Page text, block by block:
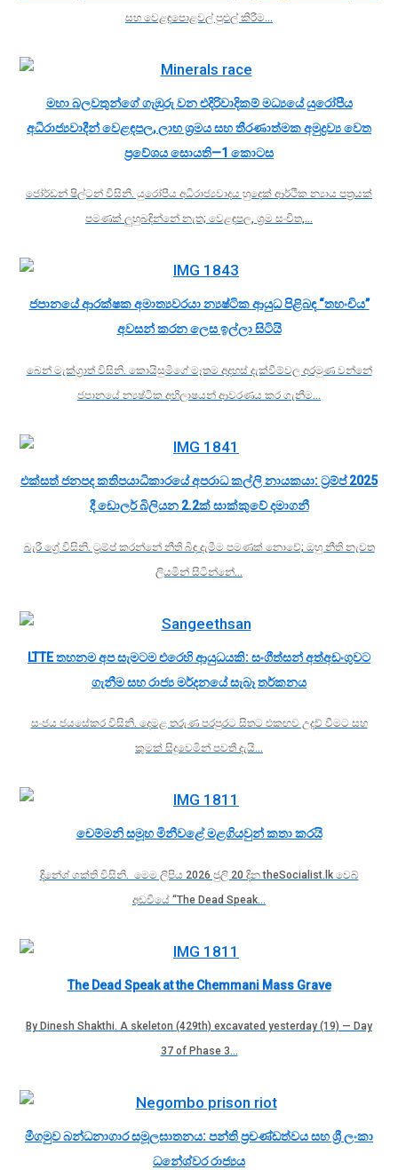
සහ වෙළඳපොළවල් පුළුල් කිරීම…
මහා බලවතුන්ගේ ගැඹුරු වන එදිරිවාදිකම් මධ්‍යයේ යුරෝපීය
අධිරාජ්‍යවාදීන් වෙළඳපල, ලාභ ශ්‍රමය සහ තීරණාත්මක අමුද්‍රව්‍ය වෙත
ප්‍රවේශය සොයති—1 කොටස
ජෝර්ඩන් ෂිල්ටන් විසිනි. යුරෝපීය අධිරාජ්‍යවාදය හුදෙක් ආර්ථික න්‍යාය පත්‍රයක්
පමණක් ලුහුබඳින්නේ නැත; වෙළඳපල, ශ්‍රම සංචිත,…
ජපානයේ ආරක්ෂක අමාත්‍යවරයා න්‍යෂ්ටික ආයුධ පිළිබඳ “තහංචිය”
අවසන් කරන ලෙස ඉල්ලා සිටියි
බෙන් මැක්ග්‍රාත් විසිනි. කොයිසුමිගේ මෑතම අදහස් දැක්වීම්වල අරමුණ වන්නේ
ජපානයේ න්‍යෂ්ටික අභිලාෂයන් ආවරණය කර ගැනීම…
එක්සත් ජනපද කතිපයාධිකාරයේ අපරාධ කල්ලි නායකයා: ට්‍රම්ප් 2025
දී ඩොලර් බිලියන 2.2ක් සාක්කුවේ දමාගනී
බැරී ග්‍රේ විසිනි. ට්‍රම්ප් කරන්නේ නීති බිඳ දැමීම පමණක් නොවේ; ඔහු නීති නැවත
ලියමින් සිටින්නේ…
LTTE තහනම අප සැමටම එරෙහි ආයුධයකි: සංගීත්සන් අත්අඩංගුවට
ගැනීම සහ රාජ්‍ය මර්දනයේ සැබෑ තර්කනය
සංජය ජයසේකර විසිනි. දෙමළ තරුණ පරපුරට සිතට එකඟව උදව් වීමට සහ
කුමක් සිදුවෙමින් පවතී දැයි…
චෙම්මනි සමූහ මිනීවළේ මළගියවුන් කතා කරයි
දිනේශ් ශක්ති විසිනි. මෙම ලිපිය 2026 ජුලි 20 දින theSocialist.lk වෙබ්
අඩවියේ “The Dead Speak…
The Dead Speak at the Chemmani Mass Grave
By Dinesh Shakthi. A skeleton (429th) excavated yesterday (19) — Day
37 of Phase 3…
මීගමුව බන්ධනාගාර සමූලඝාතනය: පන්ති ප්‍රචණ්ඩත්වය සහ ශ්‍රී ලංකා
ධනේශ්වර රාජ්‍යය